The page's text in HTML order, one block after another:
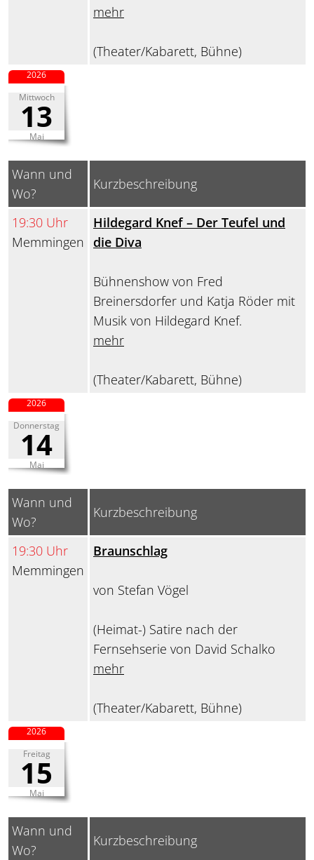
mehr
(Theater/Kabarett, Bühne)
Mittwoch
13
Mai
2026
Wann und
Wo?
Kurzbeschreibung
19:30 Uhr
Memmingen
Hildegard Knef – Der Teufel und
die Diva
Bühnenshow von Fred
Breinersdorfer und Katja Röder mit
Musik von Hildegard Knef.
mehr
(Theater/Kabarett, Bühne)
Donnerstag
14
Mai
2026
Wann und
Wo?
Kurzbeschreibung
19:30 Uhr
Memmingen
Braunschlag
von Stefan Vögel
(Heimat-) Satire nach der
Fernsehserie von David Schalko
mehr
(Theater/Kabarett, Bühne)
Freitag
15
Mai
2026
Wann und
Wo?
Kurzbeschreibung